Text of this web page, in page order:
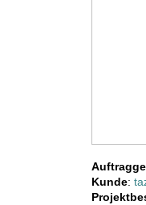
Kunde: